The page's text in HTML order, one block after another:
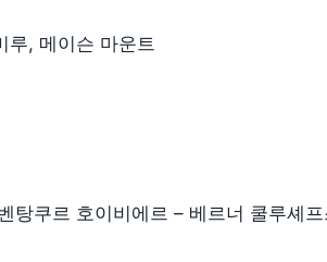
루, 메이슨 마운트
탕쿠르 호이비에르 – 베르너 쿨루셰